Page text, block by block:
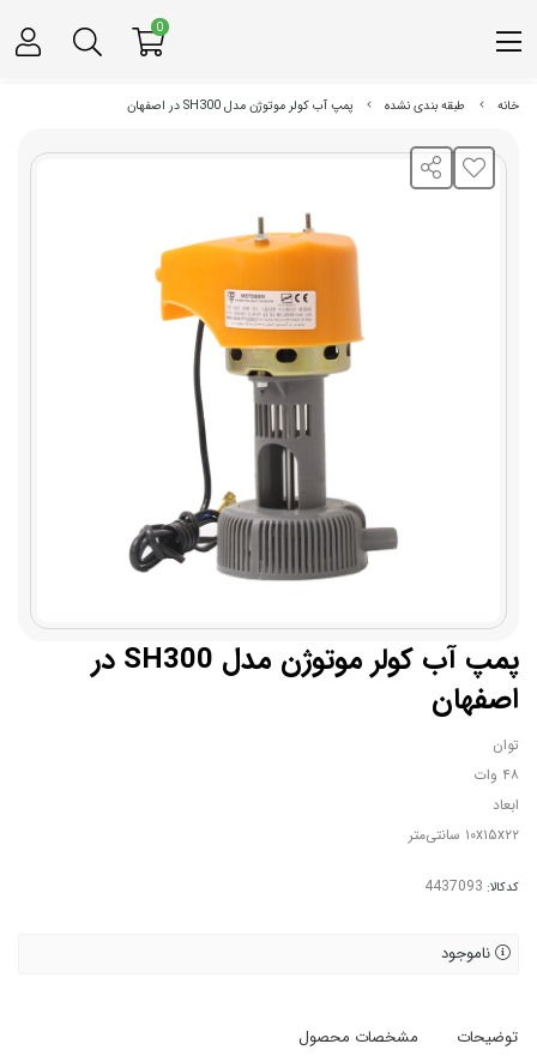
خانه طبقه بندی نشده پمپ آب کولر موتوژن مدل SH300 در اصفهان
پمپ آب کولر موتوژن مدل SH300 در
اصفهان
توان
۴۸ وات
ابعاد
۱۰x۱۵x۲۲ سانتی‌متر
کدکالا:
ناموجود
توضیحات مشخصات محصول
0